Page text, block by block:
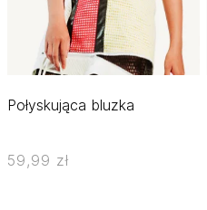
Połyskująca bluzka
59,99 zł